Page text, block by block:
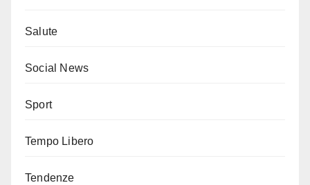
Salute
Social News
Sport
Tempo Libero
Tendenze